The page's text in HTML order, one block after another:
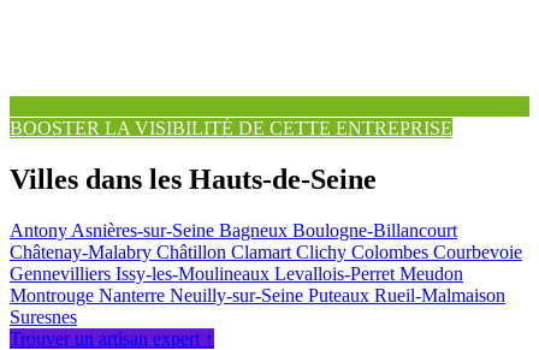
BOOSTER LA VISIBILITÉ DE CETTE ENTREPRISE
Villes dans les Hauts-de-Seine
Antony Asnières-sur-Seine Bagneux Boulogne-Billancourt
Châtenay-Malabry Châtillon Clamart Clichy Colombes Courbevoie
Gennevilliers Issy-les-Moulineaux Levallois-Perret Meudon
Montrouge Nanterre Neuilly-sur-Seine Puteaux Rueil-Malmaison
Suresnes
Trouver un artisan expert ↑